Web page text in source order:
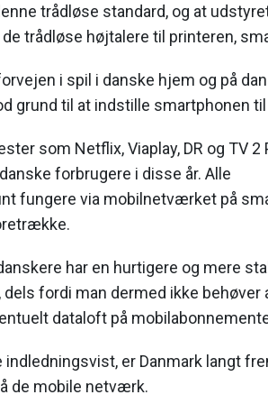
trådløse standard, og at
trådløse højtalere til printeren,
i spil i danske hjem og på
grund til at indstille smartphonen
som Netflix, Viaplay, DR og TV 2
forbrugere i disse år. Alle
fungere via mobilnetværket på
har en hurtigere og mere
fordi man dermed ikke behøver
dataloft på
er Danmark langt
de mobile netværk.